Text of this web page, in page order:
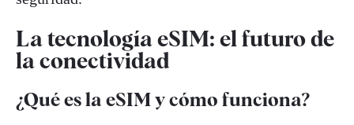
La tecnología eSIM: el futuro de
la conectividad
¿Qué es la eSIM y cómo funciona?